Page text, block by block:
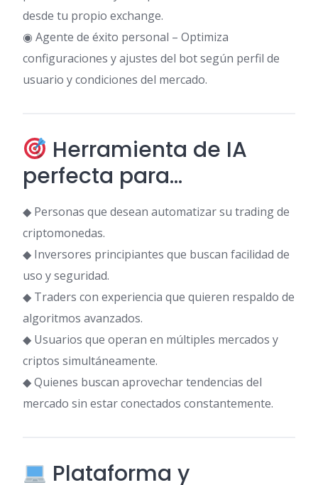
desde tu propio exchange.
◉ Agente de éxito personal – Optimiza
configuraciones y ajustes del bot según perfil de
usuario y condiciones del mercado.
Herramienta de IA
perfecta para…
◆ Personas que desean automatizar su trading de
criptomonedas.
◆ Inversores principiantes que buscan facilidad de
uso y seguridad.
◆ Traders con experiencia que quieren respaldo de
algoritmos avanzados.
◆ Usuarios que operan en múltiples mercados y
criptos simultáneamente.
◆ Quienes buscan aprovechar tendencias del
mercado sin estar conectados constantemente.
Plataforma y